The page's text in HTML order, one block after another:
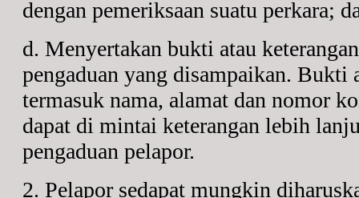
dengan pemeriksaan suatu perkara;
d. Menyertakan bukti atau
pengaduan yang disampaikan. Bukti
termasuk nama, alamat dan nomor
dapat di mintai keterangan lebih
pengaduan pelapor.
2. Pelapor sedapat mungkin